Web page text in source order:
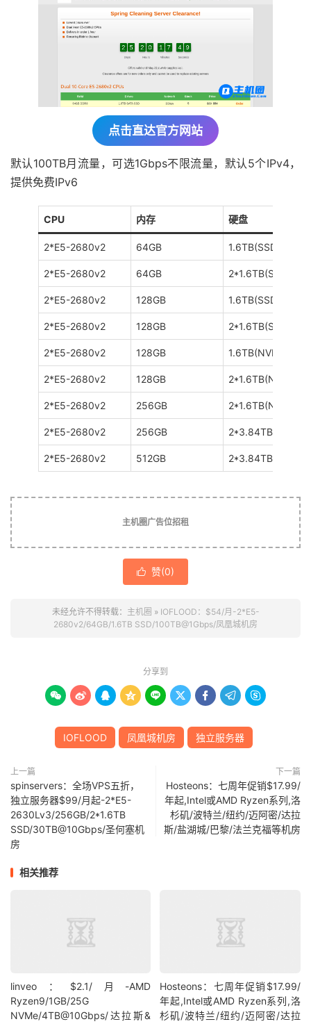
点击直达官方网站
默认100TB月流量，可选1Gbps不限流量，默认5个IPv4，
提供免费IPv6
CPU 内存 硬盘
2*E5-2680v2 64GB 1.6TB(SSD)
2*E5-2680v2 64GB 2*1.6TB(SSD)
2*E5-2680v2 128GB 1.6TB(SSD)
2*E5-2680v2 128GB 2*1.6TB(SSD)
2*E5-2680v2 128GB 1.6TB(NVMe)
2*E5-2680v2 128GB 2*1.6TB(NVMe)
2*E5-2680v2 256GB 2*1.6TB(NVMe)
2*E5-2680v2 256GB 2*3.84TB(NVMe)
2*E5-2680v2 512GB 2*3.84TB(NVMe)
主机圈广告位招租
 赞(0)
未经允许不得转载： 主机圈 » IOFLOOD：$54/月-2*E5-
2680v2/64GB/1.6TB SSD/100TB@1Gbps/凤凰城机房
分享到
        
IOFLOOD 凤凰城机房 独立服务器
上一篇
spinservers：全场VPS五折，
独立服务器$99/月起-2*E5-
2630Lv3/256GB/2*1.6TB
SSD/30TB@10Gbps/圣何塞机
房
下一篇
Hosteons：七周年促销$17.99/
年起,Intel或AMD Ryzen系列,洛
杉矶/波特兰/纽约/迈阿密/达拉
斯/盐湖城/巴黎/法兰克福等机房
相关推荐
linveo：$2.1/月-AMD
Ryzen9/1GB/25G
NVMe/4TB@10Gbps/达拉斯&
Hosteons：七周年促销$17.99/
年起,Intel或AMD Ryzen系列,洛
杉矶/波特兰/纽约/迈阿密/达拉